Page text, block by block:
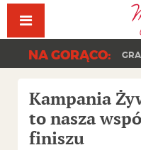
NA GORĄCO:
Kampania
to nasza
finiszu